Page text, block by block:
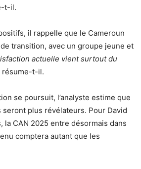
t-il.
il rappelle que le Cameroun
transition, avec un groupe jeune et
actuelle vient surtout du
résume-t-il.
se poursuit, l’analyste estime que
seront plus révélateurs. Pour David
la CAN 2025 entre désormais dans
comptera autant que les